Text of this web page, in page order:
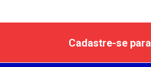
Cadastre-se